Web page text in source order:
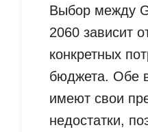
Выбор между
2060 зависит
конкретных
бюджета. Обе
имеют свои
недостатки,